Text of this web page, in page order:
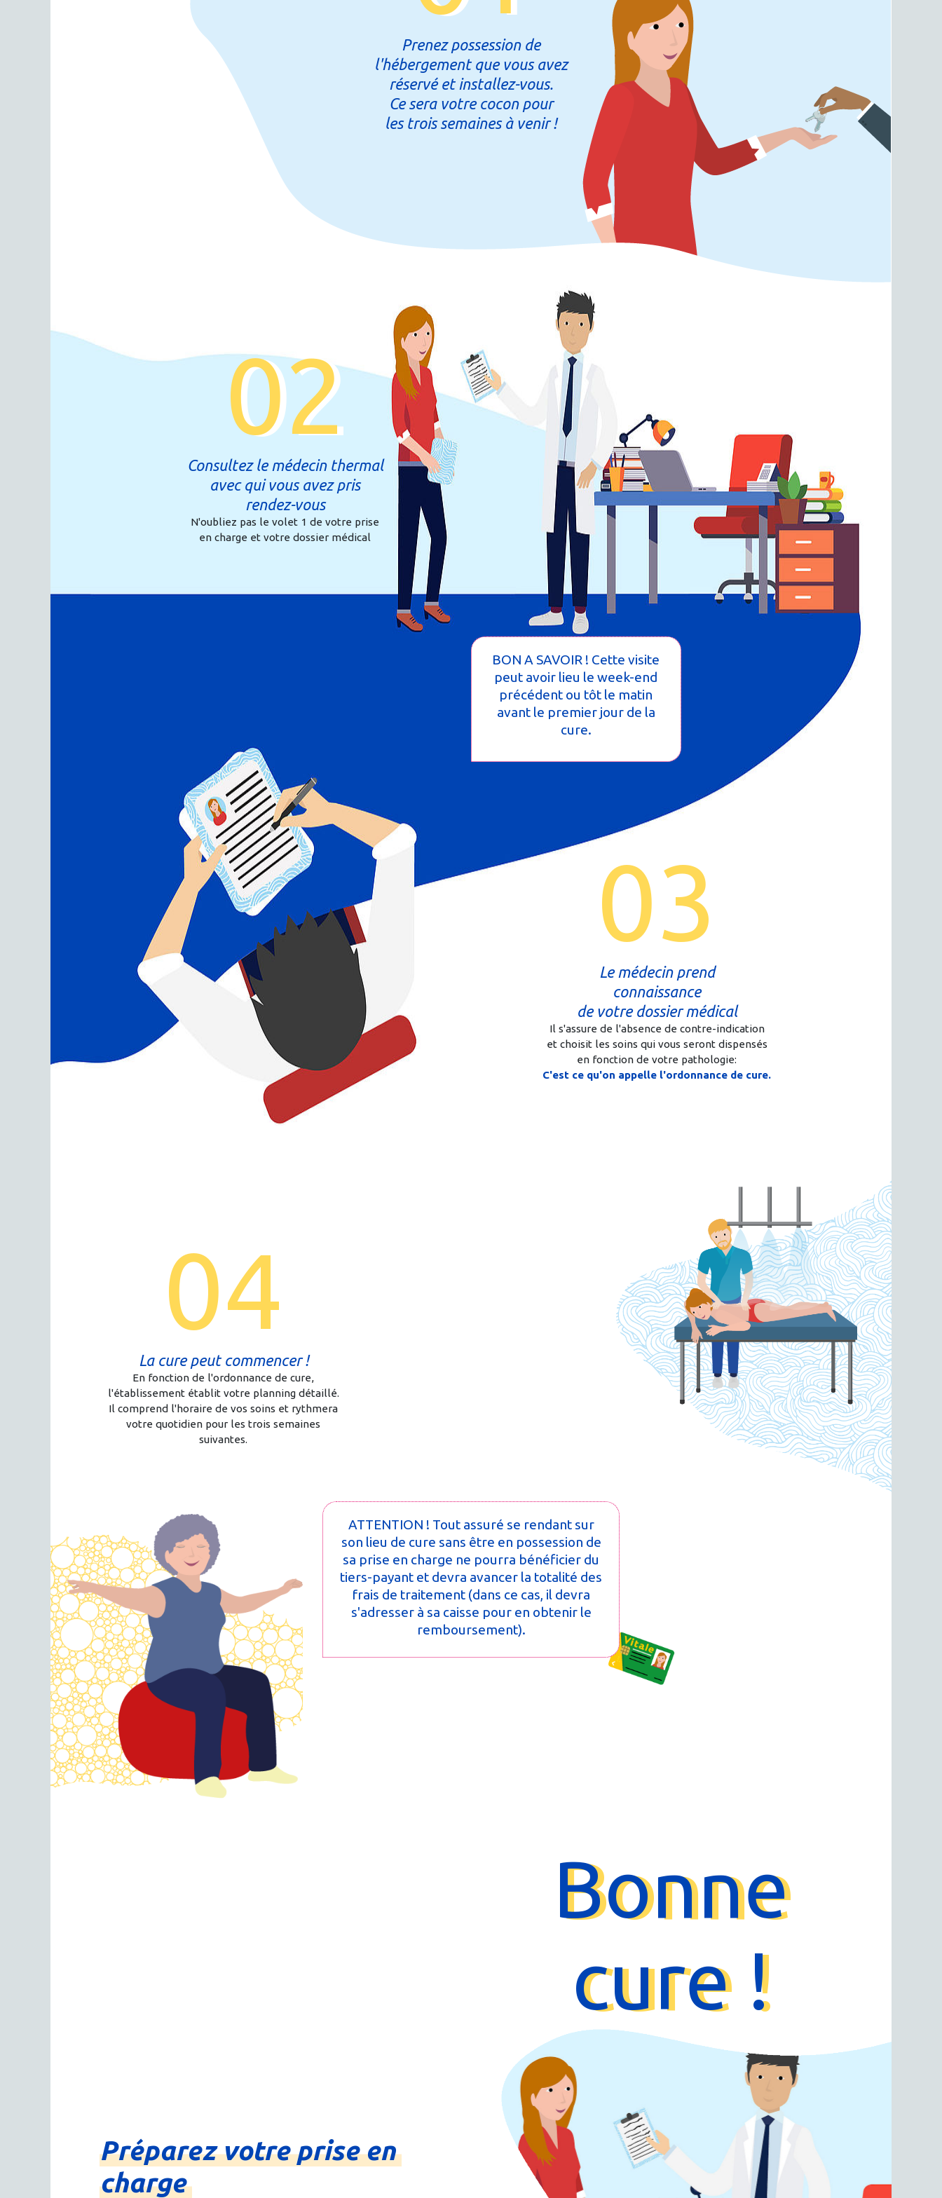
Prenez possession de
l'hébergement que vous avez
réservé et installez-vous.
Ce sera votre cocon pour
les trois semaines à venir !
02
Consultez le médecin thermal
avec qui vous avez pris
rendez-vous
N'oubliez pas le volet 1 de votre prise
en charge et votre dossier médical
BON A SAVOIR ! Cette visite
peut avoir lieu le week-end
précédent ou tôt le matin
avant le premier jour de la
cure.
03
Le médecin prend
connaissance
de votre dossier médical
Il s'assure de l'absence de contre-indication
et choisit les soins qui vous seront dispensés
en fonction de votre pathologie:
C'est ce qu'on appelle l'ordonnance de cure.
04
La cure peut commencer !
En fonction de l'ordonnance de cure,
l'établissement établit votre planning détaillé.
Il comprend l'horaire de vos soins et rythmera
votre quotidien pour les trois semaines
suivantes.
ATTENTION ! Tout assuré se rendant sur
son lieu de cure sans être en possession de
sa prise en charge ne pourra bénéficier du
tiers-payant et devra avancer la totalité des
frais de traitement (dans ce cas, il devra
s'adresser à sa caisse pour en obtenir le
remboursement).
Bonne
cure !
Préparezvotrepriseen
charge